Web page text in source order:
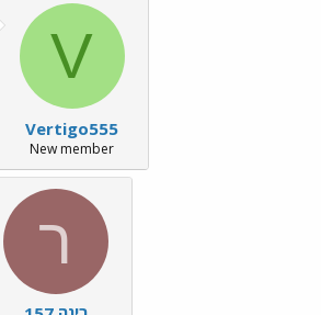
V
Vertigo555
New member
ר